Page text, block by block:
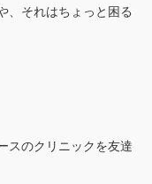
、それはちょっと困る
スのクリニックを友達